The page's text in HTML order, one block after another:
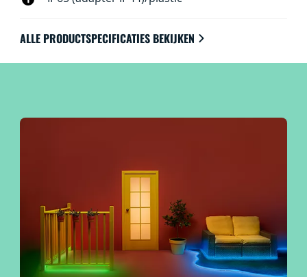
of samen met je andere WiZ lampen voor buiten om je
ALLE PRODUCTSPECIFICATIES BEKIJKEN